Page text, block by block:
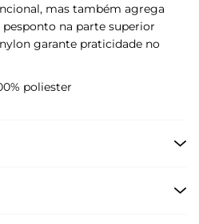
mas também agrega
na parte superior
garante praticidade no
poliester